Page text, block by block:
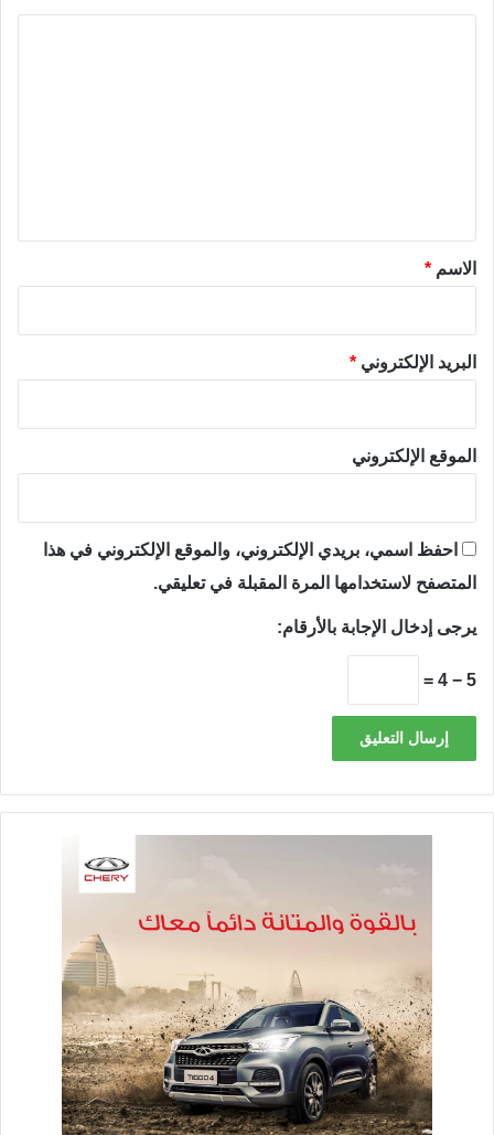
*الاسم *
البريد الإلكتروني *
الموقع الإلكتروني
احفظ اسمي، بريدي الإلكتروني، والموقع الإلكتروني في هذا
المتصفح لاستخدامها المرة المقبلة في تعليقي.
يرجى إدخال الإجابة بالأرقام:
5 − 4 =